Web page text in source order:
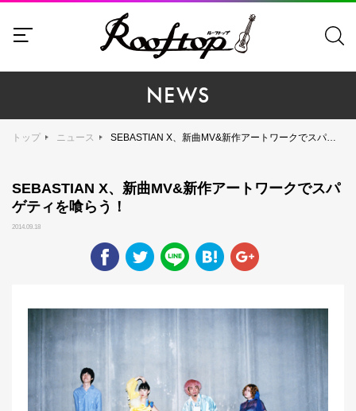
NEWS
トップ ニュース SEBASTIAN X、新曲MV&新作アートワークでスパゲティを喰らう！
SEBASTIAN X、新曲MV&新作アートワークでスパ
ゲティを喰らう！
2014.09.18